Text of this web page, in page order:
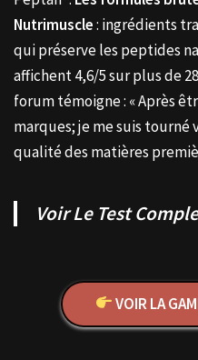
Nutrimuscle: ingrédients
qui préserve les peptides
affichent 4,6/5 sur plus de
forum témoigne : « Après
marques; je me suis
qualité des matières
Voir Le Test
VOIR LA